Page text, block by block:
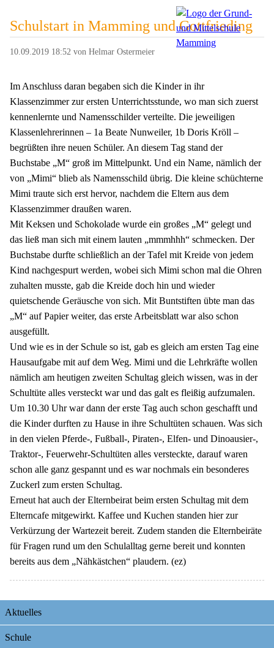
Schulstart in Mamming und Gottfrieding
10.09.2019 18:52 von Helmar Ostermeier
Im Anschluss daran begaben sich die Kinder in ihr
Klassenzimmer zur ersten Unterrichtsstunde, wo man sich zuerst
kennenlernte und Namensschilder verteilte. Die jeweiligen
Klassenlehrerinnen – 1a Beate Nunweiler, 1b Doris Kröll –
begrüßten ihre neuen Schüler. An diesem Tag stand der
Buchstabe „M“ groß im Mittelpunkt. Und ein Name, nämlich der
von „Mimi“ blieb als Namensschild übrig. Die kleine schüchterne
Mimi traute sich erst hervor, nachdem die Eltern aus dem
Klassenzimmer draußen waren.
Mit Keksen und Schokolade wurde ein großes „M“ gelegt und
das ließ man sich mit einem lauten „mmmhhh“ schmecken. Der
Buchstabe durfte schließlich an der Tafel mit Kreide von jedem
Kind nachgespurt werden, wobei sich Mimi schon mal die Ohren
zuhalten musste, gab die Kreide doch hin und wieder
quietschende Geräusche von sich. Mit Buntstiften übte man das
„M“ auf Papier weiter, das erste Arbeitsblatt war also schon
ausgefüllt.
Und wie es in der Schule so ist, gab es gleich am ersten Tag eine
Hausaufgabe mit auf dem Weg. Mimi und die Lehrkräfte wollen
nämlich am heutigen zweiten Schultag gleich wissen, was in der
Schultüte alles versteckt war und das galt es fleißig aufzumalen.
Um 10.30 Uhr war dann der erste Tag auch schon geschafft und
die Kinder durften zu Hause in ihre Schultüten schauen. Was sich
in den vielen Pferde-, Fußball-, Piraten-, Elfen- und Dinoausier-,
Traktor-, Feuerwehr-Schultüten alles versteckte, darauf waren
schon alle ganz gespannt und es war nochmals ein besonderes
Zuckerl zum ersten Schultag.
Erneut hat auch der Elternbeirat beim ersten Schultag mit dem
Elterncafe mitgewirkt. Kaffee und Kuchen standen hier zur
Verkürzung der Wartezeit bereit. Zudem standen die Elternbeiräte
für Fragen rund um den Schulalltag gerne bereit und konnten
bereits aus dem „Nähkästchen“ plaudern. (ez)
Navigation
Aktuelles
Schule